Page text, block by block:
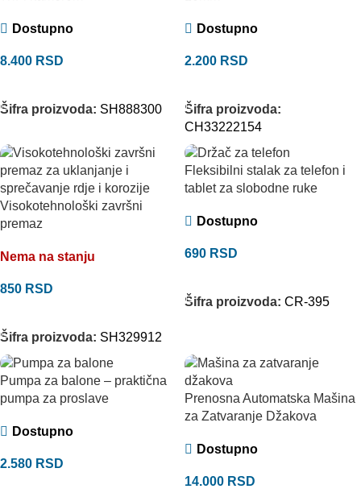
Dostupno
8.400 RSD
Šifra proizvoda: SH888300
Dostupno
2.200 RSD
Šifra proizvoda:
CH33222154
Visokotehnološki završni
premaz
Nema na stanju
850 RSD
Šifra proizvoda: SH329912
Fleksibilni stalak za telefon i
tablet za slobodne ruke
Dostupno
690 RSD
Šifra proizvoda: CR-395
Pumpa za balone – praktična
pumpa za proslave
Dostupno
2.580 RSD
Prenosna Automatska Mašina
za Zatvaranje Džakova
Dostupno
14.000 RSD